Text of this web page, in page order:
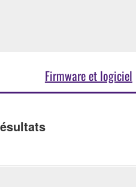
Firmware et logiciel